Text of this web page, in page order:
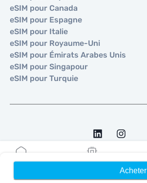
Acheter
eSIM pour Canada
eSIM pour Espagne
eSIM pour Italie
eSIM pour Royaume-Uni
eSIM pour Émirats Arabes Unis
eSIM pour Singapour
eSIM pour Turquie
2026MOBIMATTER LTD